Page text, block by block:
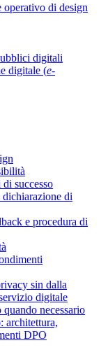
operativo di design
digitali
digitale (e-
successo
di
e procedura di
sin dalla
digitale
necessario
architettura,
DPO